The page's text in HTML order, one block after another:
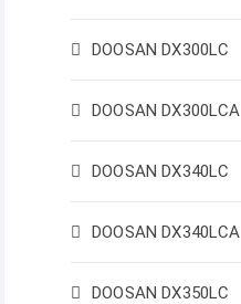
DOOSAN DX300LC
DOOSAN DX300LCA
DOOSAN DX340LC
DOOSAN DX340LCA
DOOSAN DX350LC